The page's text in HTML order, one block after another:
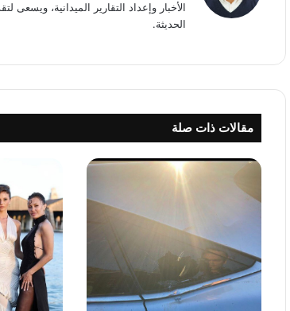
الأخبار وإعداد التقارير الميدانية،
الحديثة.
مقالات ذات صلة